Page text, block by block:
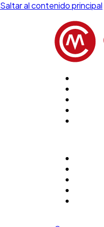
Saltar al contenido principal